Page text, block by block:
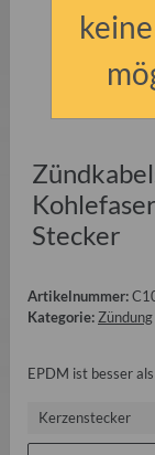
Stecker
Artikelnummer:
Kategorie:Zündung
EPDM ist besser
Kerzenstecker